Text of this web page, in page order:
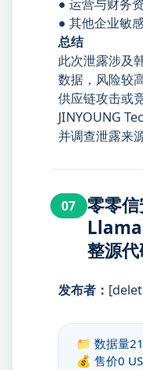
● 运营与财务
● 其他企业敏
总结
此次泄露涉及
数据，风险较
供应链攻击或
JINYOUNG
并调查泄露来源
07
零零
整源
发布者：
📁 数据量
💰 售价0